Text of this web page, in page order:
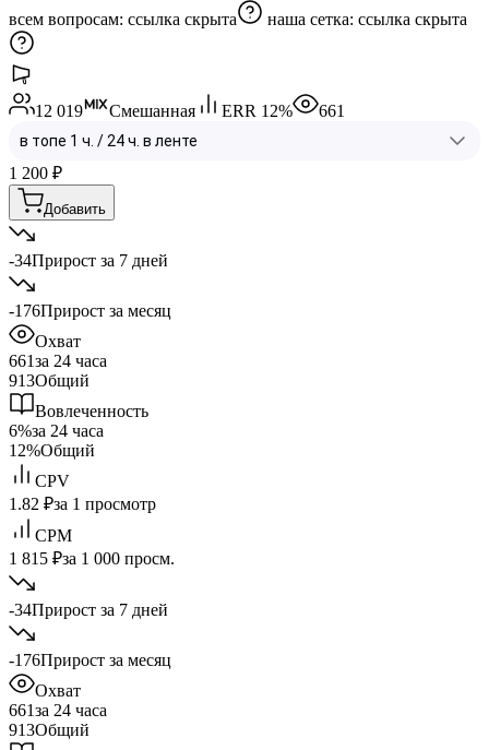
всем вопросам: ссылка скрыта наша сетка: ссылка скрыта
12 019 Смешанная ERR 12% 661
1 200 ₽
Добавить
-34Прирост за 7 дней
-176Прирост за месяц
Охват
661за 24 часа
913Общий
Вовлеченность
6%за 24 часа
12%Общий
CPV
1.82 ₽за 1 просмотр
CPM
1 815 ₽за 1 000 просм.
-34Прирост за 7 дней
-176Прирост за месяц
Охват
661за 24 часа
913Общий